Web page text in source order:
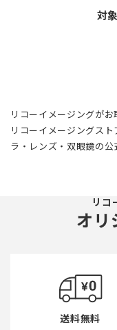
対
リコーイメージングがお
リコーイメージングスト
ラ・レンズ・双眼鏡の公
リコ
オリ
送料無料